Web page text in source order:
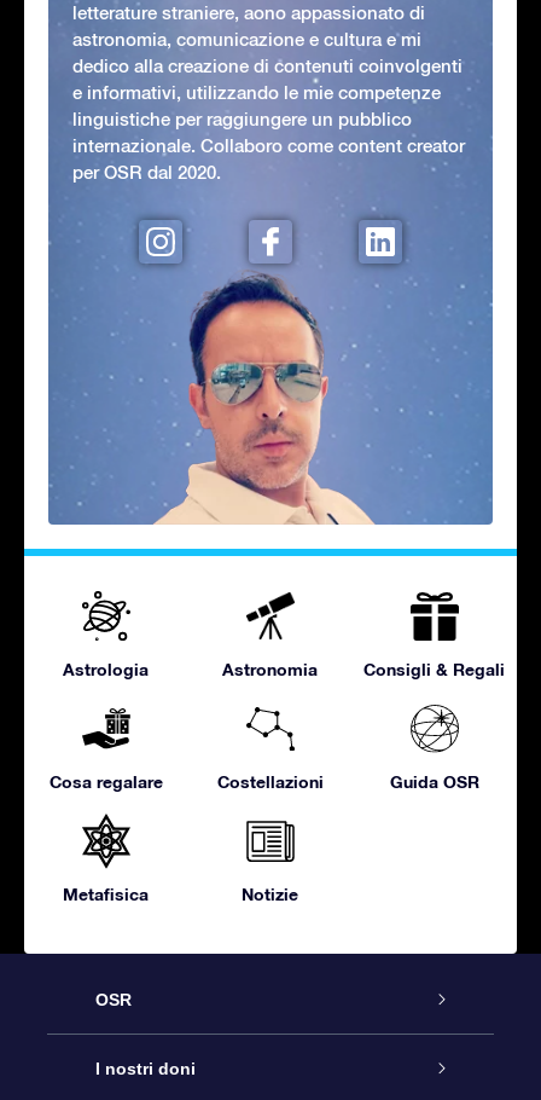
letterature straniere, aono appassionato di
astronomia, comunicazione e cultura e mi
dedico alla creazione di contenuti coinvolgenti
e informativi, utilizzando le mie competenze
linguistiche per raggiungere un pubblico
internazionale. Collaboro come content creator
per OSR dal 2020.
Astrologia Astronomia Consigli & Regali
Cosa regalare Costellazioni Guida OSR
Metafisica Notizie
OSR
Assistenza
I nostri doni